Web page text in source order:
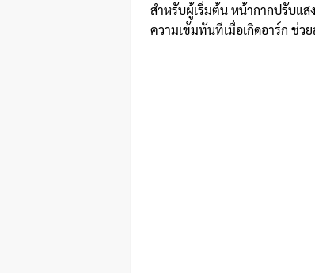
สำหรับผู้เริ่มต้น หน้ากากปรับแส
ความเข้มทันทีเมื่อเกิดอาร์ก ช่ว